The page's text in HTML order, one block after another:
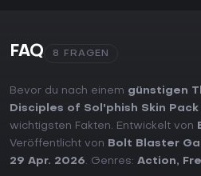
FAQ 8 FRAGEN
Bevor du nach einem günstigen
Disciples of Sol'phish Skin Pack
wichtigsten Fakten. Entwickelt von
Veröffentlicht von
Bolt Blaster
29 Apr. 2026. Genres: Action,